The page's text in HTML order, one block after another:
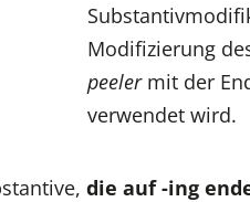
Modifizierung
peelermit der
verwendet wird.
die auf -ing